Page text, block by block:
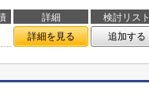
詳細
検討リスト
詳細を見る 追加する